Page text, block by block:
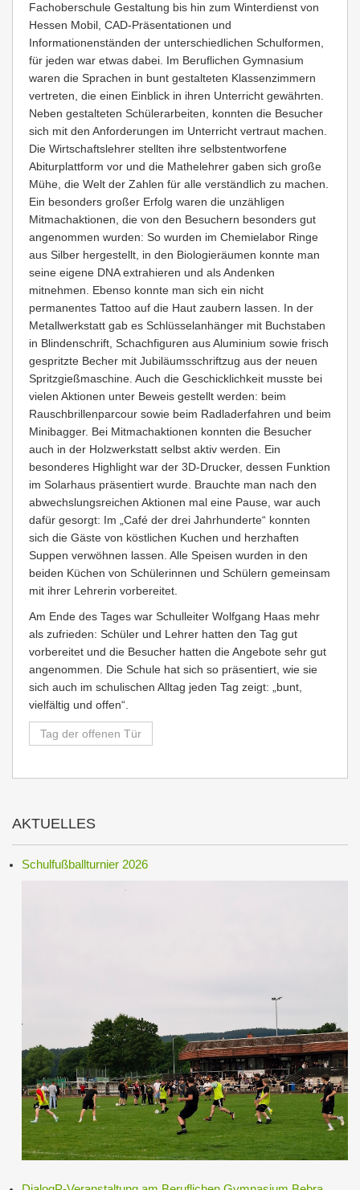
Fachoberschule Gestaltung bis hin zum Winterdienst von
Hessen Mobil, CAD-Präsentationen und
Informationenständen der unterschiedlichen Schulformen,
für jeden war etwas dabei. Im Beruflichen Gymnasium
waren die Sprachen in bunt gestalteten Klassenzimmern
vertreten, die einen Einblick in ihren Unterricht gewährten.
Neben gestalteten Schülerarbeiten, konnten die Besucher
sich mit den Anforderungen im Unterricht vertraut machen.
Die Wirtschaftslehrer stellten ihre selbstentworfene
Abiturplattform vor und die Mathelehrer gaben sich große
Mühe, die Welt der Zahlen für alle verständlich zu machen.
Ein besonders großer Erfolg waren die unzähligen
Mitmachaktionen, die von den Besuchern besonders gut
angenommen wurden: So wurden im Chemielabor Ringe
aus Silber hergestellt, in den Biologieräumen konnte man
seine eigene DNA extrahieren und als Andenken
mitnehmen. Ebenso konnte man sich ein nicht
permanentes Tattoo auf die Haut zaubern lassen. In der
Metallwerkstatt gab es Schlüsselanhänger mit Buchstaben
in Blindenschrift, Schachfiguren aus Aluminium sowie frisch
gespritzte Becher mit Jubiläumsschriftzug aus der neuen
Spritzgießmaschine. Auch die Geschicklichkeit musste bei
vielen Aktionen unter Beweis gestellt werden: beim
Rauschbrillenparcour sowie beim Radladerfahren und beim
Minibagger. Bei Mitmachaktionen konnten die Besucher
auch in der Holzwerkstatt selbst aktiv werden. Ein
besonderes Highlight war der 3D-Drucker, dessen Funktion
im Solarhaus präsentiert wurde. Brauchte man nach den
abwechslungsreichen Aktionen mal eine Pause, war auch
dafür gesorgt: Im „Café der drei Jahrhunderte“ konnten
sich die Gäste von köstlichen Kuchen und herzhaften
Suppen verwöhnen lassen. Alle Speisen wurden in den
beiden Küchen von Schülerinnen und Schülern gemeinsam
mit ihrer Lehrerin vorbereitet.
Am Ende des Tages war Schulleiter Wolfgang Haas mehr
als zufrieden: Schüler und Lehrer hatten den Tag gut
vorbereitet und die Besucher hatten die Angebote sehr gut
angenommen. Die Schule hat sich so präsentiert, wie sie
sich auch im schulischen Alltag jeden Tag zeigt: „bunt,
vielfältig und offen“.
Tag der offenen Tür
AKTUELLES
Schulfußballturnier 2026